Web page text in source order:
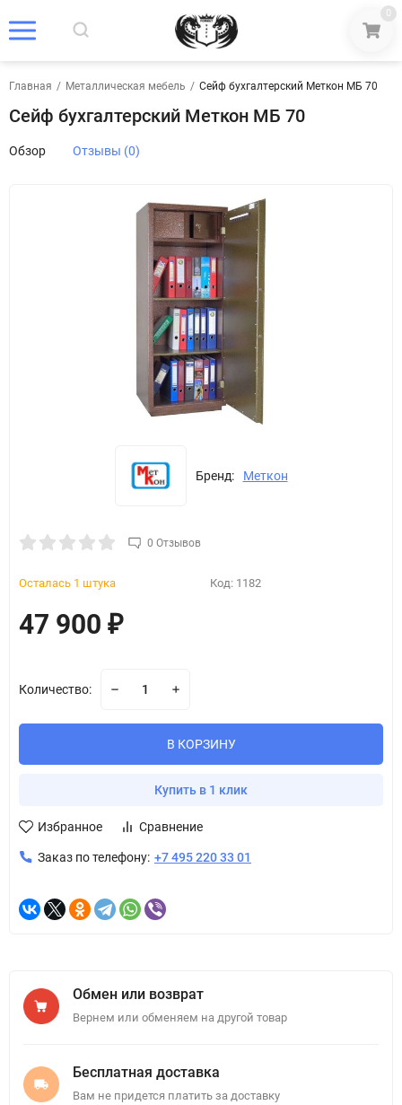
0
Главная / Металлическая мебель / Сейф бухгалтерский Меткон МБ 70
Сейф бухгалтерский Меткон МБ 70
Обзор Отзывы (0)
Бренд: Меткон
0 Отзывов
Осталась 1 штука Код: 1182
47 900 ₽
Количество:
В КОРЗИНУ
Купить в 1 клик
Избранное Сравнение
Заказ по телефону: +7 495 220 33 01
Обмен или возврат
Вернем или обменяем на другой товар
Бесплатная доставка
Вам не придется платить за доставку